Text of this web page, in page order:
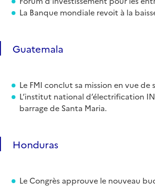
La Banque mondiale revoit à la
Guatemala
Le FMI conclut sa mission en vue
L’institut national d’électrification
barrage de Santa Maria.
Honduras
Le Congrès approuve le nouveau